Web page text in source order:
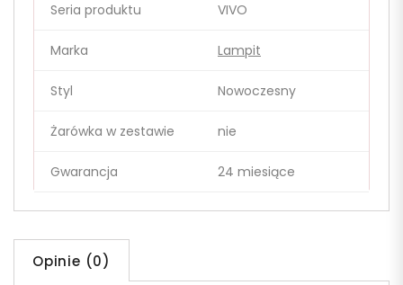
Seria produktu VIVO
Marka Lampit
Styl Nowoczesny
Żarówka w zestawie nie
Gwarancja 24 miesiące
Opinie (0)